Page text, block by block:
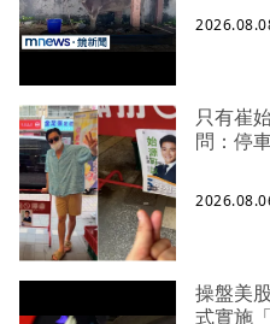
只有崔
問：停
操盤美
式實施